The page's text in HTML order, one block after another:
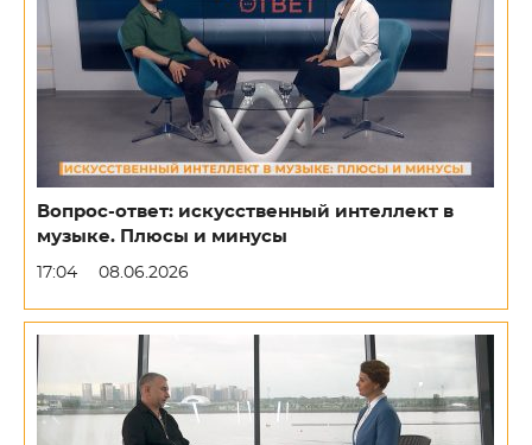
Вопрос-ответ: искусственный интеллект в
музыке. Плюсы и минусы
17:04 08.06.2026